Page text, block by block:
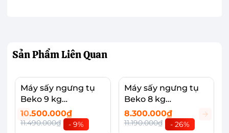
với các căn hộ kinh doanh dịch vụ giặt ủi, nhà
Sản PhẩmLiên Quan
Máy sấy ngưng tụ
Beko 9 kg
B3T4319W
10.500.000₫
11.490.000₫ - 9%
Máy sấy ngưng tụ
Beko 8 kg
DU8133GA0W
8.300.000₫
11.190.000₫ - 26%